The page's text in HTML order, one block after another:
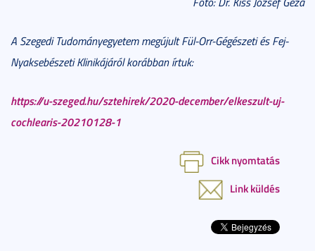
A Szegedi Tudományegyetem megújult Fül-Orr-Gégészeti és Fej-
Nyaksebészeti Klinikájáról korábban írtuk:
https://u-szeged.hu/sztehirek/2020-december/elkeszult-uj-
cochlearis-20210128-1
Cikk nyomtatás
Link küldés